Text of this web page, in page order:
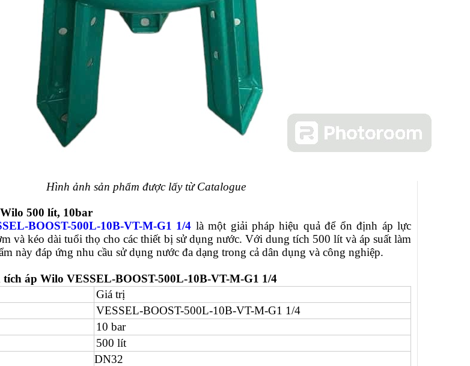
Hình ảnh sản phẩm được lấy từ Catalogue
500 lít, 10bar
BOOST-500L-10B-VT-M-G1 1/4 là một giải pháp hiệu quả để ổn định áp lực
và kéo dài tuổi thọ cho các thiết bị sử dụng nước. Với dung tích 500 lít và áp suất làm
này đáp ứng nhu cầu sử dụng nước đa dạng trong cả dân dụng và công nghiệp.
áp Wilo VESSEL-BOOST-500L-10B-VT-M-G1 1/4
Giá trị
VESSEL-BOOST-500L-10B-VT-M-G1 1/4
10 bar
500 lít
DN32